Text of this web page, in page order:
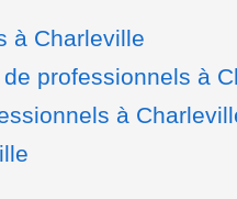
à Charleville
professionnels à
à